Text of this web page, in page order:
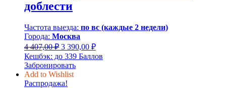
доблести
Частота выезда: по вс (каждые 2 недели)
Города: Москва
4 407,00₽ Первоначальная
цена
составляла
4
407,00 ₽.
3 390,00 ₽Текущая
цена:
3
Кешбэк: до 339 Баллов
Забронировать
Add to Wishlist
Распродажа!